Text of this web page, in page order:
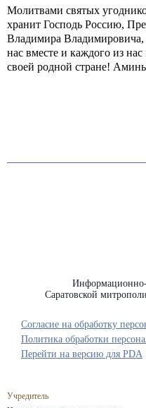
Молитвами святых
хранит Господь Россию,
Владимира Владимировича,
нас вместе и каждого из
своей родной стране!
Информационно-
Саратовской
Учредитель
Согласие на обработку
Политика обработки
Перейти на версию для PDA